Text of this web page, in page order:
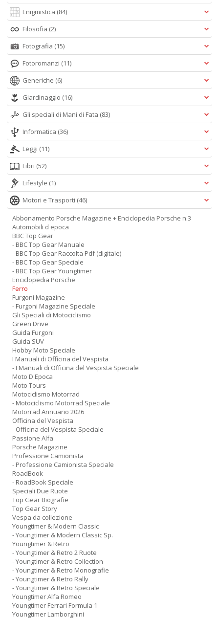
Enigmistica (84)
Filosofia (2)
Fotografia (15)
Fotoromanzi (11)
Generiche (6)
Giardinaggio (16)
Gli speciali di Mani di Fata (83)
Informatica (36)
Leggi (11)
Libri (52)
Lifestyle (1)
Motori e Trasporti (46)
Abbonamento Porsche Magazine + Enciclopedia Porsche n.3
Automobili d epoca
BBC Top Gear
- BBC Top Gear Manuale
- BBC Top Gear Raccolta Pdf (digitale)
- BBC Top Gear Speciale
- BBC Top Gear Youngtimer
Enciclopedia Porsche
Ferro
Furgoni Magazine
- Furgoni Magazine Speciale
Gli Speciali di Motociclismo
Green Drive
Guida Furgoni
Guida SUV
Hobby Moto Speciale
I Manuali di Officina del Vespista
- I Manuali di Officina del Vespista Speciale
Moto D'Epoca
Moto Tours
Motociclismo Motorrad
- Motociclismo Motorrad Speciale
Motorrad Annuario 2026
Officina del Vespista
- Officina del Vespista Speciale
Passione Alfa
Porsche Magazine
Professione Camionista
- Professione Camionista Speciale
RoadBook
- RoadBook Speciale
Speciali Due Ruote
Top Gear Biografie
Top Gear Story
Vespa da collezione
Youngtimer & Modern Classic
- Youngtimer & Modern Classic Sp.
Youngtimer & Retro
- Youngtimer & Retro 2 Ruote
- Youngtimer & Retro Collection
- Youngtimer & Retro Monografie
- Youngtimer & Retro Rally
- Youngtimer & Retro Speciale
Youngtimer Alfa Romeo
Youngtimer Ferrari Formula 1
Youngtimer Lamborghini